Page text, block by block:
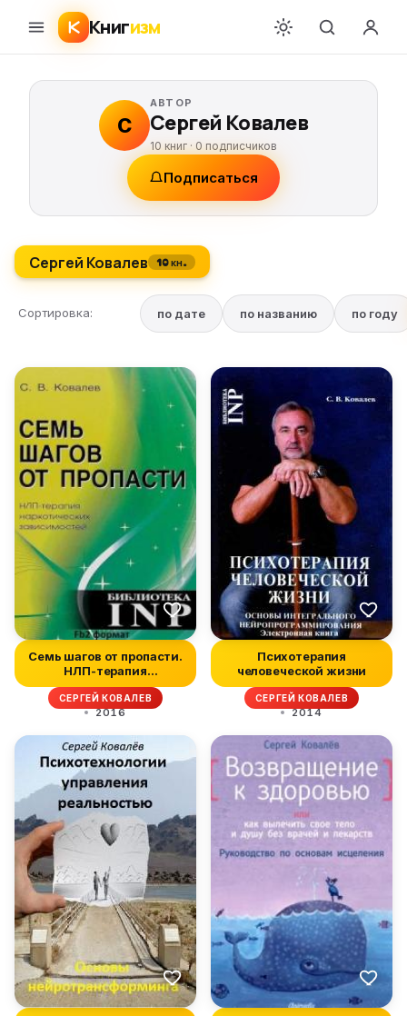
Книгизм
С
АВТОР
Сергей Ковалев
10 книг · 0 подписчиков
Подписаться
Сергей Ковалев 10 кн.
Сортировка: по дате по названию по году
Семь шагов от пропасти.
НЛП-терапия
наркотических...
СЕРГЕЙ КОВАЛЕВ
2016
Психотерапия
человеческой жизни
СЕРГЕЙ КОВАЛЕВ
2014